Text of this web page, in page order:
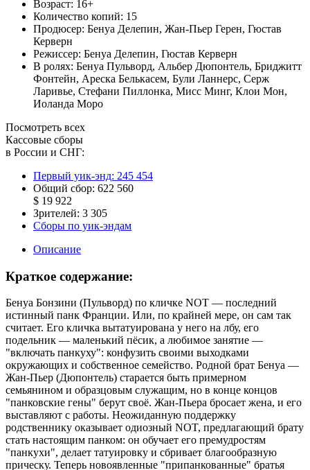
Возраст: 16+
Количество копий: 15
Продюсер: Бенуа Делепин, Жан-Пьер Герен, Гюстав
Керверн
Режиссер: Бенуа Делепин, Гюстав Керверн
В ролях: Бенуа Пульворд, Альбер Дюпонтель, Бриджитт
Фонтейн, Ареска Белькасем, Були Ланнерс, Серж
Ларивье, Стефани Пиллонка, Мисс Минг, Клои Мон,
Иоланда Моро
Посмотреть всех
Кассовые сборы
в России и СНГ:
Первый уик-энд: 245 454
Общий сбор: 622 560
$ 19 922
Зрителей: 3 305
Сборы по уик-эндам
Описание
Краткое содержание:
Бенуа Бонзини (Пульворд) по кличке NOT — последний
истинный панк Франции. Или, по крайней мере, он сам так
считает. Его кличка вытатуирована у него на лбу, его
подельник — маленький пёсик, а любимое занятие —
"включать панкуху": конфузить своими выходками
окружающих и собственное семейство. Родной брат Бенуа —
Жан-Пьер (Дюпонтель) старается быть примерном
семьянином и образцовым служащим, но в конце концов
"панковские гены" берут своё. Жан-Пьера бросает жена, и его
выставляют с работы. Неожиданную поддержку
родственнику оказывает одиозный NOT, предлагающий брату
стать настоящим панком: он обучает его премудростям
"панкухи", делает татуировку и сбривает благообразную
прическу. Теперь новоявленные "припанкованные" братья